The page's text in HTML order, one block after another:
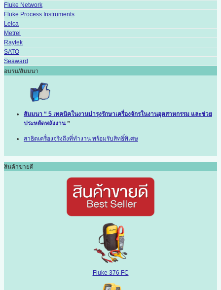
Fluke Network
Fluke Process Instruments
Leica
Metrel
Raytek
SATO
Seaward
อบรม/สัมมนา
สัมมนา “ 5 เทคนิคในงานบำรุงรักษาเครื่องจักรในงานอุตสาหกรรม และช่วย
ประหยัดพลังงาน ”
สาธิตเครื่องจริงถึงที่ทำงาน พร้อมรับสิทธิ์พิเศษ
สินค้าขายดี
Fluke 376 FC